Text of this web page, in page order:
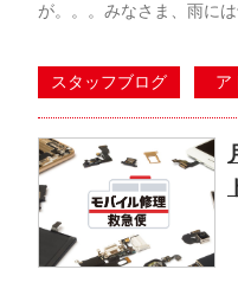
が。。。みなさま、雨に
スタッフブログ ア